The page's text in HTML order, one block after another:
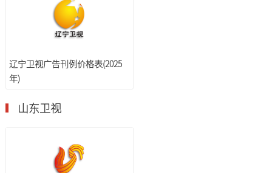
辽宁卫视广告刊例价格表(2025
年)
山东卫视